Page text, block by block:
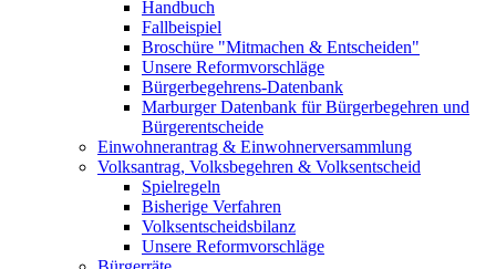
Handbuch
Fallbeispiel
Broschüre "Mitmachen & Entscheiden"
Unsere Reformvorschläge
Bürgerbegehrens-Datenbank
Marburger Datenbank für Bürgerbegehren und
Bürgerentscheide
Einwohnerantrag & Einwohnerversammlung
Volksantrag, Volksbegehren & Volksentscheid
Spielregeln
Bisherige Verfahren
Volksentscheidsbilanz
Unsere Reformvorschläge